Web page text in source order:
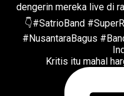
Kritis itu mahal